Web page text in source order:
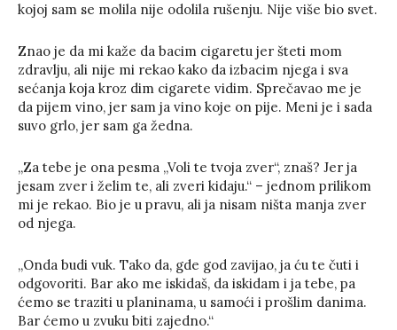
kojoj sam se molila nije odolila rušenju. Nije više bio svet.
Znao je da mi kaže da bacim cigaretu jer šteti mom
zdravlju, ali nije mi rekao kako da izbacim njega i sva
sećanja koja kroz dim cigarete vidim. Sprečavao me je
da pijem vino, jer sam ja vino koje on pije. Meni je i sada
suvo grlo, jer sam ga žedna.
„Za tebe je ona pesma „Voli te tvoja zver“, znaš? Jer ja
jesam zver i želim te, ali zveri kidaju.“ – jednom prilikom
mi je rekao. Bio je u pravu, ali ja nisam ništa manja zver
od njega.
„Onda budi vuk. Tako da, gde god zavijao, ja ću te čuti i
odgovoriti. Bar ako me iskidaš, da iskidam i ja tebe, pa
ćemo se traziti u planinama, u samoći i prošlim danima.
Bar ćemo u zvuku biti zajedno.“